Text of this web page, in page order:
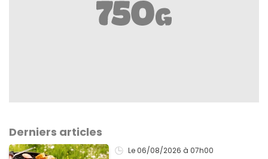
Derniers articles
Le 06/08/2026 à 07h00